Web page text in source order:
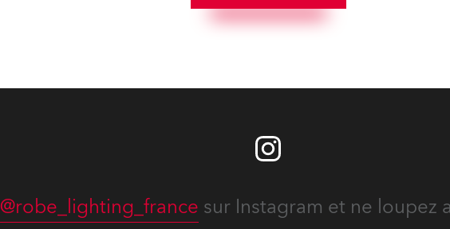
numerous projects year-round.
@robe_lighting_france sur Instagram et ne loupez